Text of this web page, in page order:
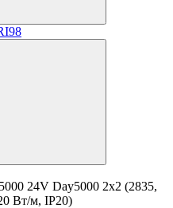
24V Day5000 2x2 (2835,
Вт/м, IP20)